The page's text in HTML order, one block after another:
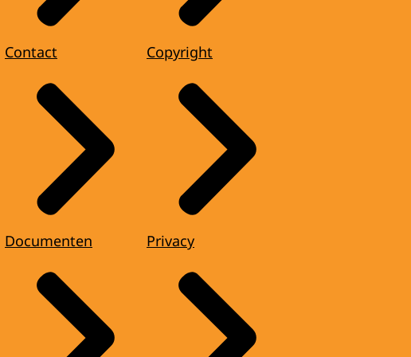
Contact
Documenten
Copyright
Privacy